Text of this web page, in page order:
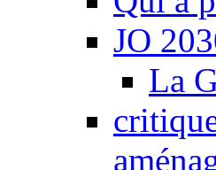
JO
La